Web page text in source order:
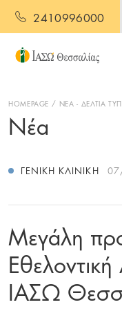
2410996000
HOMEPAGE ΝΕΑ - ΔΕΛΤΙΑ
Νέα
ΓΕΝΙΚΉ ΚΛΙΝΙΚΉ
Μεγάλη
ΙΑΣΩ